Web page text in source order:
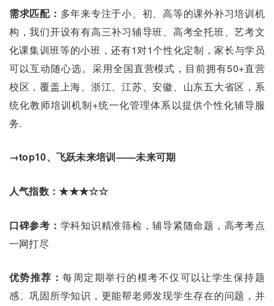
需求匹配： 多年来专注于小、初、高等的课外补习培训机
构，我们开设有有高三补习辅导班、高考全托班、艺考文
化课集训班等的小班，还有1对1个性化定制，家长与学员
可以互动随心选。采用全国直营模式，目前拥有50+直营
校区，覆盖上海、浙江、江苏、安徽、山东五大省区，系
统化教师培训机制+统一化管理体系以提供个性化辅导服
务.
→top10、飞跃未来培训——未来可期
人气指数：★★★☆☆
口碑参考： 学科知识精准筛检，辅导紧随命题，高考考点
一网打尽
优势推荐：每周定期举行的模考不仅可以让学生保持题
感、巩固所学知识，更能帮老师发现学生存在的问题，并